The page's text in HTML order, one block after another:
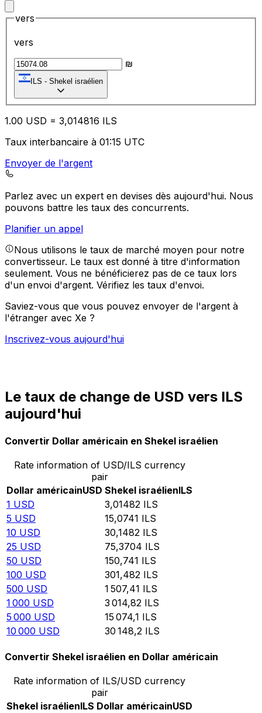
vers
vers
₪
ILS - Shekel israélien
1.00 USD = 3,014816 ILS
Taux interbancaire à 01:15 UTC
Envoyer de l'argent
Parlez avec un expert en devises dès aujourd'hui. Nous
pouvons battre les taux des concurrents.
Planifier un appel
Nous utilisons le taux de marché moyen pour notre
convertisseur. Le taux est donné à titre d'information
seulement. Vous ne bénéficierez pas de ce taux lors
d'un envoi d'argent. Vérifiez les taux d'envoi.
Saviez-vous que vous pouvez envoyer de l'argent à
l'étranger avec Xe ?
Inscrivez-vous aujourd'hui
Le taux de change de USD vers ILS
aujourd'hui
Convertir Dollar américain en Shekel israélien
Rate information of USD/ILS currency
pair
Dollar américainUSD Shekel israélienILS
1 USD 3,01482 ILS
5 USD 15,0741 ILS
10 USD 30,1482 ILS
25 USD 75,3704 ILS
50 USD 150,741 ILS
100 USD 301,482 ILS
500 USD 1 507,41 ILS
1 000 USD 3 014,82 ILS
5 000 USD 15 074,1 ILS
10 000 USD 30 148,2 ILS
Convertir Shekel israélien en Dollar américain
Rate information of ILS/USD currency
pair
Shekel israélienILS Dollar américainUSD